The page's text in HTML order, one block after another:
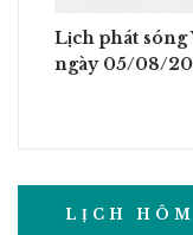
Lịch phát sóng
ngày 05/08/
LỊCH